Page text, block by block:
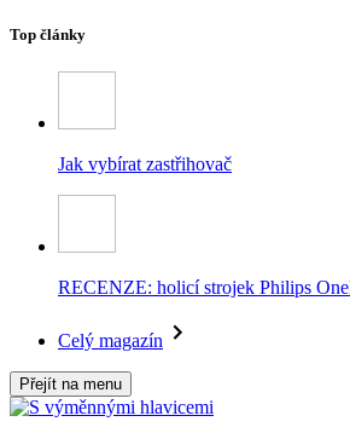
Top články
Jak vybírat zastřihovač
RECENZE: holicí strojek Philips
Celý magazín
Přejít na menu